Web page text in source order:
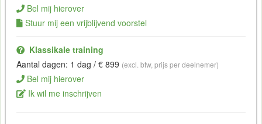
Bel mij hierover
Stuur mij een vrijblijvend voorstel
Klassikale training
Aantal dagen: 1 dag / € 899 (excl. btw, prijs per deelnemer)
Bel mij hierover
Ik wil me inschrijven